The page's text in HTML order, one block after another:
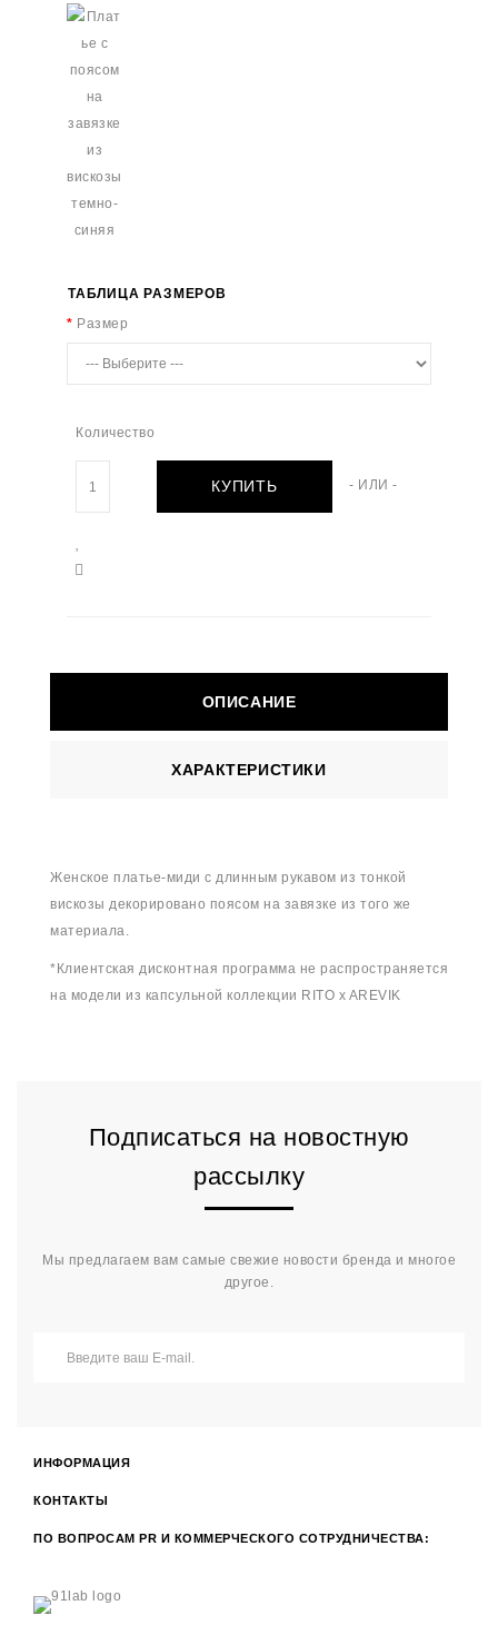
ТАБЛИЦА РАЗМЕРОВ
Размер
Количество
КУПИТЬ - ИЛИ -
ОПИСАНИЕ
ХАРАКТЕРИСТИКИ
Женское платье-миди с длинным рукавом из тонкой
вискозы декорировано поясом на завязке из того же
материала.
*Клиентская дисконтная программа не распространяется
на модели из капсульной коллекции RITO x AREVIK
Подписаться на новостную
рассылку
Мы предлагаем вам самые свежие новости бренда и многое
другое.
ИНФОРМАЦИЯ
КОНТАКТЫ
ПО ВОПРОСАМ PR И КОММЕРЧЕСКОГО СОТРУДНИЧЕСТВА: